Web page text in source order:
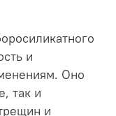
и
Оно
так и
и